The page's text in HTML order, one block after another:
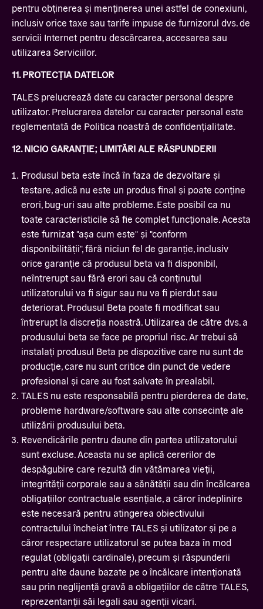
pentru obținerea și menținerea unei astfel de conexiuni,
inclusiv orice taxe sau tarife impuse de furnizorul dvs. de
servicii Internet pentru descărcarea, accesarea sau
utilizarea Serviciilor.
11. PROTECȚIA DATELOR
TALES prelucrează date cu caracter personal despre
utilizator. Prelucrarea datelor cu caracter personal este
reglementată de Politica noastră de confidențialitate.
12. NICIO GARANȚIE; LIMITĂRI ALE RĂSPUNDERII
Produsul beta este încă în faza de dezvoltare și
testare, adică nu este un produs final și poate conține
erori, bug-uri sau alte probleme. Este posibil ca nu
toate caracteristicile să fie complet funcționale. Acesta
este furnizat "așa cum este" și "conform
disponibilității", fără niciun fel de garanție, inclusiv
orice garanție că produsul beta va fi disponibil,
neîntrerupt sau fără erori sau că conținutul
utilizatorului va fi sigur sau nu va fi pierdut sau
deteriorat. Produsul Beta poate fi modificat sau
întrerupt la discreția noastră. Utilizarea de către dvs. a
produsului beta se face pe propriul risc. Ar trebui să
instalați produsul Beta pe dispozitive care nu sunt de
producție, care nu sunt critice din punct de vedere
profesional și care au fost salvate în prealabil.
TALES nu este responsabilă pentru pierderea de date,
probleme hardware/software sau alte consecințe ale
utilizării produsului beta.
Revendicările pentru daune din partea utilizatorului
sunt excluse. Aceasta nu se aplică cererilor de
despăgubire care rezultă din vătămarea vieții,
integrității corporale sau a sănătății sau din încălcarea
obligațiilor contractuale esențiale, a căror îndeplinire
este necesară pentru atingerea obiectivului
contractului încheiat între TALES și utilizator și pe a
căror respectare utilizatorul se putea baza în mod
regulat (obligații cardinale), precum și răspunderii
pentru alte daune bazate pe o încălcare intenționată
sau prin neglijență gravă a obligațiilor de către TALES,
reprezentanții săi legali sau agenții vicari.